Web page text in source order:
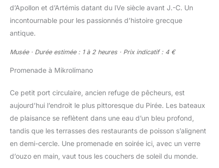
d’Apollon et d’Artémis datant du IVe siècle avant J.-C. Un
incontournable pour les passionnés d’histoire grecque
antique.
Musée · Durée estimée : 1 à 2 heures · Prix indicatif : 4 €
Promenade à Mikrolímano
Ce petit port circulaire, ancien refuge de pêcheurs, est
aujourd’hui l’endroit le plus pittoresque du Pirée. Les bateaux
de plaisance se reflètent dans une eau d’un bleu profond,
tandis que les terrasses des restaurants de poisson s’alignent
en demi-cercle. Une promenade en soirée ici, avec un verre
d’ouzo en main, vaut tous les couchers de soleil du monde.